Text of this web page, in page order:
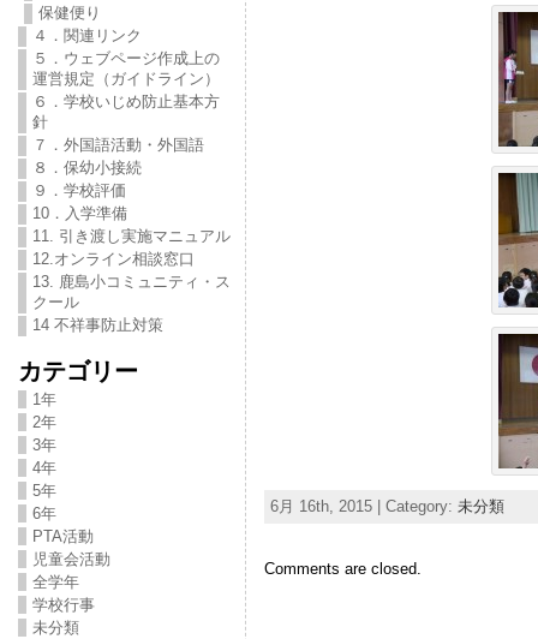
保健便り
４．関連リンク
５．ウェブページ作成上の
運営規定（ガイドライン）
６．学校いじめ防止基本方
針
７．外国語活動・外国語
８．保幼小接続
９．学校評価
10．入学準備
11. 引き渡し実施マニュアル
12.オンライン相談窓口
13. 鹿島小コミュニティ・ス
クール
14 不祥事防止対策
カテゴリー
1年
2年
3年
4年
5年
6年
PTA活動
児童会活動
全学年
学校行事
未分類
6月 16th, 2015 | Category: 未分類
Comments are closed.